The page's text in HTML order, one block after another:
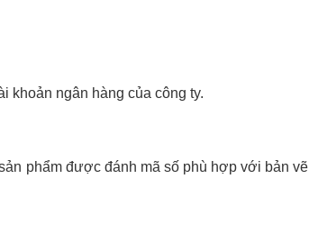
khoản ngân hàng của công ty.
phẩm được đánh mã số phù hợp với bản vẽ